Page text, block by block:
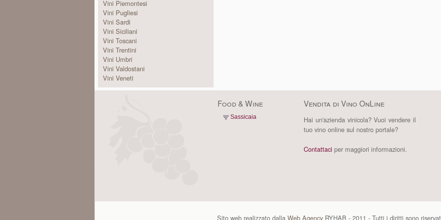
Vini Piemontesi
Vini Pugliesi
Vini Sardi
Vini Siciliani
Vini Toscani
Vini Trentini
Vini Umbri
Vini Valdostani
Vini Veneti
Food & Wine
Sassicaia
Vendita di Vino OnLine
Hai un'azienda vinicola? Vuoi vendere il
tuo vino online sul nostro portale?
Contattaci per maggiori informazioni.
Sito web realizzato dalla Web Agency RYHAB - 2011 - Tutti i diritti sono